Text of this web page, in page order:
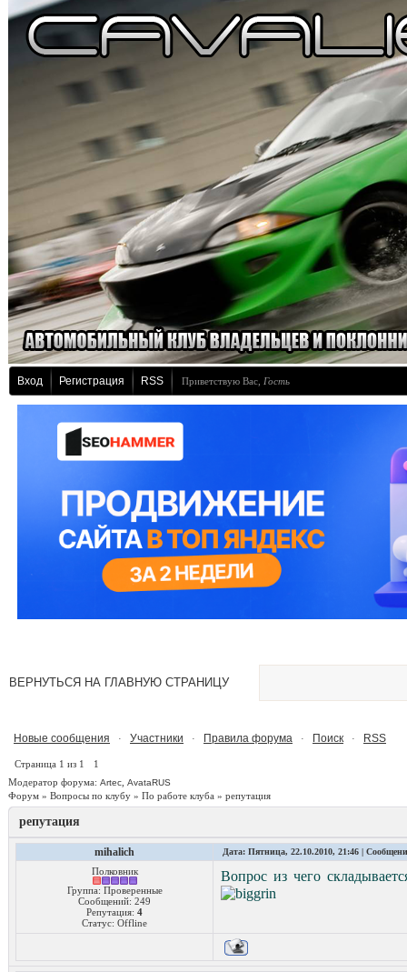
Вход Регистрация RSS Приветствую Вас Гость
ВЕРНУТЬСЯ НА ГЛАВНУЮ СТРАНИЦУ
Новые сообщения · Участники · Правила форума · Поиск · RSS
Страница 1 из 1
1
Модератор форума: Artec AvataRUS
Форум » Вопросы по клубу » По работе клуба » репутация
репутация
mihalich Дата: Пятница, 22.10.2010, 21:46 |
Полковник
Группа: Проверенные
Сообщений: 249
Репутация: 4
Статус: Offline
Вопрос из чего